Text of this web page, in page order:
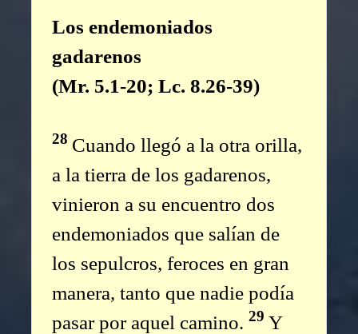
Los endemoniados
gadarenos
(Mr. 5.1-20; Lc. 8.26-39)
28 Cuando llegó a la otra orilla,
a la tierra de los gadarenos,
vinieron a su encuentro dos
endemoniados que salían de
los sepulcros, feroces en gran
manera, tanto que nadie podía
pasar por aquel camino. 29 Y